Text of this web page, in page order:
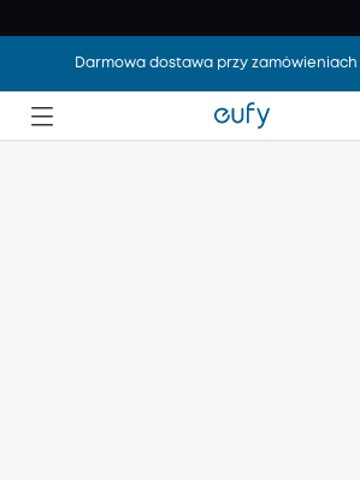
Darmowa dostawa przy zamówieniach